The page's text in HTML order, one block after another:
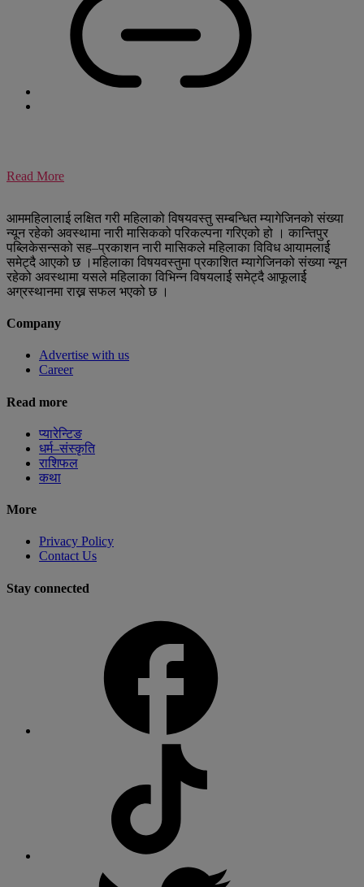
Read More
आममहिलालाई लक्षित गरी महिलाको विषयवस्तु सम्बन्धित म्यागेजिनको संख्या
न्यून रहेको अवस्थामा नारी मासिकको परिकल्पना गरिएको हो । कान्तिपुर
पब्लिकेसन्सको सह–प्रकाशन नारी मासिकले महिलाका विविध आयामलार्ई
समेट्दै आएको छ ।महिलाका विषयवस्तुमा प्रकाशित म्यागेजिनको संख्या न्यून
रहेको अवस्थामा यसले महिलाका विभिन्न विषयलार्ई समेट्दै आफूलार्ई
अग्रस्थानमा राख्न सफल भएको छ ।
Company
Advertise with us
Career
Read more
प्यारेन्टिङ
धर्म–संस्कृति
राशिफल
कथा
More
Privacy Policy
Contact Us
Stay connected